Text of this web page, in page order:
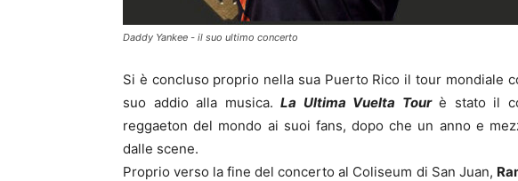
Daddy Yankee - il suo ultimo concerto
Si è concluso proprio nella sua Puerto Rico il tour mondiale
suo addio alla musica. La Ultima Vuelta Tour è stato il
reggaeton del mondo ai suoi fans, dopo che un anno e
dalle scene.
Proprio verso la fine del concerto al Coliseum di San Juan,